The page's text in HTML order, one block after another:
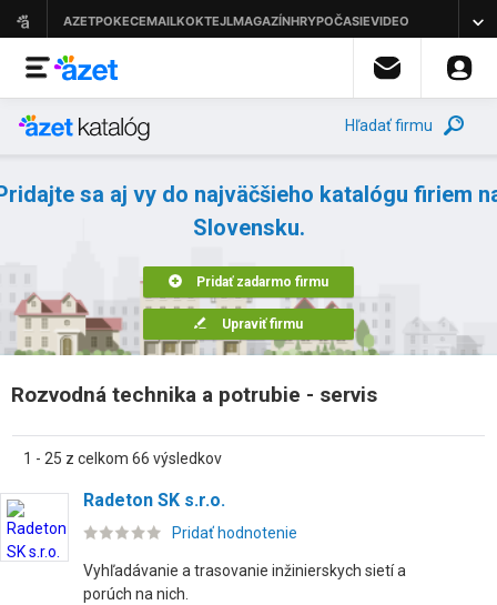
Hľadať firmu
sa aj vy do najväčšieho katalógu firiem
Slovensku.
Pridať zadarmo firmu
Upraviť firmu
Rozvodná technika a potrubie - servis
1 - 25 z celkom 66 výsledkov
Radeton SK s.r.o.
Pridať hodnotenie
Vyhľadávanie a trasovanie inžinierskych sietí a
porúch na nich.